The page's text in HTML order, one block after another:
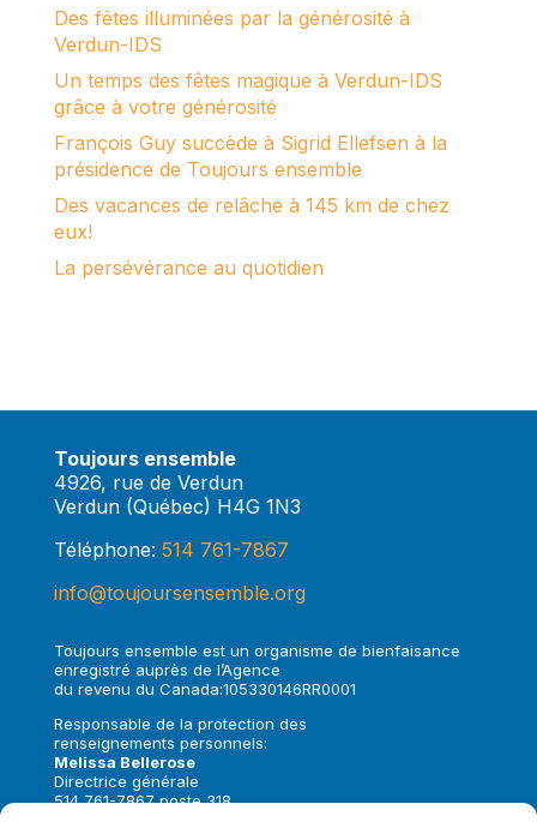
Des fêtes illuminées par la générosité à
Verdun-IDS
Un temps des fêtes magique à Verdun-IDS
grâce à votre générosité
François Guy succède à Sigrid Ellefsen à la
présidence de Toujours ensemble
Des vacances de relâche à 145 km de chez
eux!
La persévérance au quotidien
Toujours ensemble
4926, rue de Verdun
Verdun (Québec) H4G 1N3
Téléphone: 514 761-7867
info@toujoursensemble.org
Toujours ensemble est un organisme de bienfaisance
enregistré auprès de l’Agence
du revenu du Canada:105330146RR0001
Responsable de la protection des
renseignements personnels:
Melissa Bellerose
Directrice générale
514 761-7867 poste 318